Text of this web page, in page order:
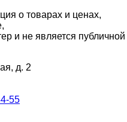
о товарах и ценах,
и не является публичной
д. 2
55